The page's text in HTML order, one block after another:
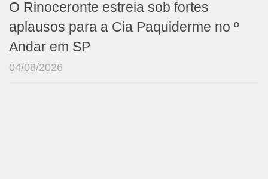
O Rinoceronte estreia sob fortes
aplausos para a Cia Paquiderme no º
Andar em SP
04/08/2026